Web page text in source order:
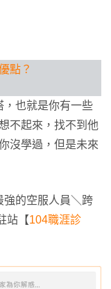
點？
，也就是你有一些
不起來，找不到他
沒學過，但是未來
強的空服人員＼跨
站【104職涯診